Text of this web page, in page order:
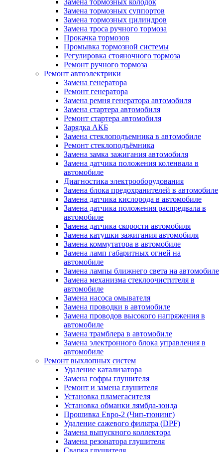
Замена тормозных колодок
Замена тормозных суппортов
Замена тормозных цилиндров
Замена троса ручного тормоза
Прокачка тормозов
Промывка тормозной системы
Регулировка стояночного тормоза
Ремонт ручного тормоза
Ремонт автоэлектрики
Замена генератора
Ремонт генератора
Замена ремня генератора автомобиля
Замена стартера автомобиля
Ремонт стартера автомобиля
Зарядка АКБ
Замена стеклоподъемника в автомобиле
Ремонт стеклоподъёмника
Замена замка зажигания автомобиля
Замена датчика положения коленвала в
автомобиле
Диагностика электрооборудования
Замена блока предохранителей в автомобиле
Замена датчика кислорода в автомобиле
Замена датчика положения распредвала в
автомобиле
Замена датчика скорости автомобиля
Замена катушки зажигания автомобиля
Замена коммутатора в автомобиле
Замена ламп габаритных огней на
автомобиле
Замена лампы ближнего света на автомобиле
Замена механизма стеклоочистителя в
автомобиле
Замена насоса омывателя
Замена проводки в автомобиле
Замена проводов высокого напряжения в
автомобиле
Замена трамблера в автомобиле
Замена электронного блока управления в
автомобиле
Ремонт выхлопных систем
Удаление катализатора
Замена гофры глушителя
Ремонт и замена глушителя
Установка пламегасителя
Установка обманки лямбда-зонда
Прошивка Евро-2 (Чип-тюнинг)
Удаление сажевого фильтра (DPF)
Замена выпускного коллектора
Замена резонатора глушителя
Сварка глушителя